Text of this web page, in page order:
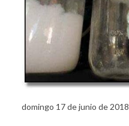
domingo 17 de junio de 2018